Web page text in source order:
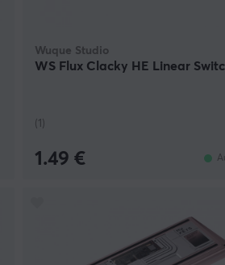
Wuque Studio
WS Flux Clacky HE Linear
(1)
1.49 €